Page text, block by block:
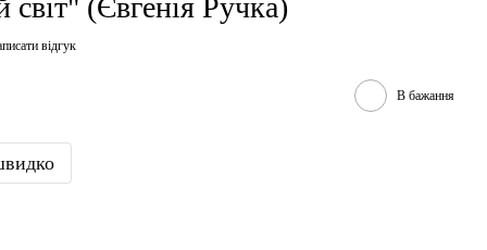
(Євгенія Ручка)
відгук
В бажання